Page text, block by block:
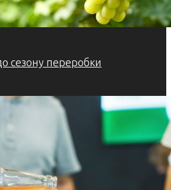
сезону переробки